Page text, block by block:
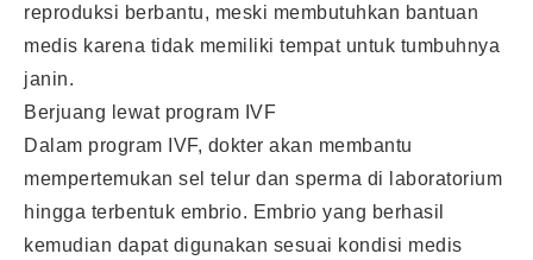
reproduksi berbantu, meski membutuhkan bantuan
medis karena tidak memiliki tempat untuk tumbuhnya
janin.
Berjuang lewat program IVF
Dalam program IVF, dokter akan membantu
mempertemukan sel telur dan sperma di laboratorium
hingga terbentuk embrio. Embrio yang berhasil
kemudian dapat digunakan sesuai kondisi medis